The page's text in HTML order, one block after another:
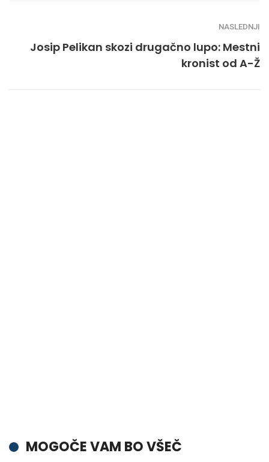
NASLEDNJI
Josip Pelikan skozi drugačno lupo: Mestni
kronist od A-Ž
MOGOČE VAM BO VŠEČ